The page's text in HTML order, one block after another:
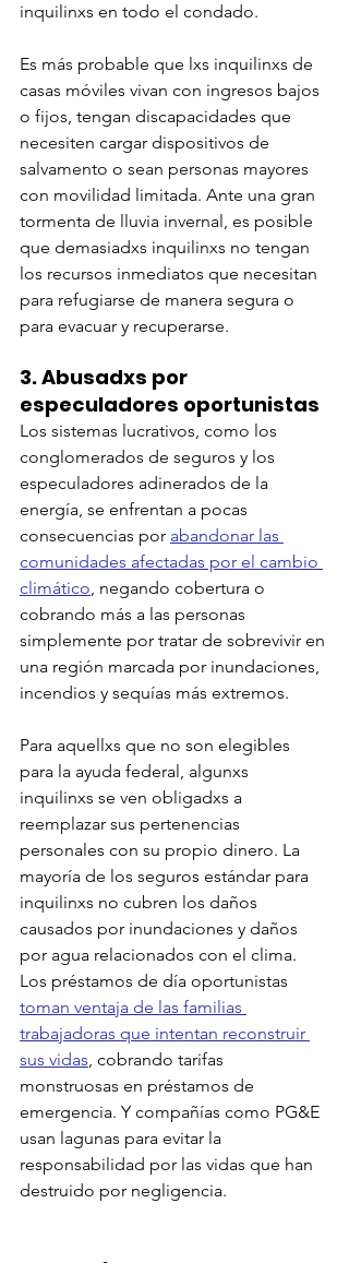
inquilinxs en todo el condado.
Es más probable que lxs inquilinxs de
casas móviles vivan con ingresos bajos
o fijos, tengan discapacidades que
necesiten cargar dispositivos de
salvamento o sean personas mayores
con movilidad limitada. Ante una gran
tormenta de lluvia invernal, es posible
que demasiadxs inquilinxs no tengan
los recursos inmediatos que necesitan
para refugiarse de manera segura o
para evacuar y recuperarse.
3. Abusadxs por
especuladores oportunistas
Los sistemas lucrativos, como los
conglomerados de seguros y los
especuladores adinerados de la
energía, se enfrentan a pocas
consecuencias por abandonar las
comunidades afectadas por el cambio
climático, negando cobertura o
cobrando más a las personas
simplemente por tratar de sobrevivir en
una región marcada por inundaciones,
incendios y sequías más extremos.
Para aquellxs que no son elegibles
para la ayuda federal, algunxs
inquilinxs se ven obligadxs a
reemplazar sus pertenencias
personales con su propio dinero. La
mayoría de los seguros estándar para
inquilinxs no cubren los daños
causados por inundaciones y daños
por agua relacionados con el clima.
Los préstamos de día oportunistas
toman ventaja de las familias
trabajadoras que intentan reconstruir
sus vidas, cobrando tarifas
monstruosas en préstamos de
emergencia. Y compañías como PG&E
usan lagunas para evitar la
responsabilidad por las vidas que han
destruido por negligencia.